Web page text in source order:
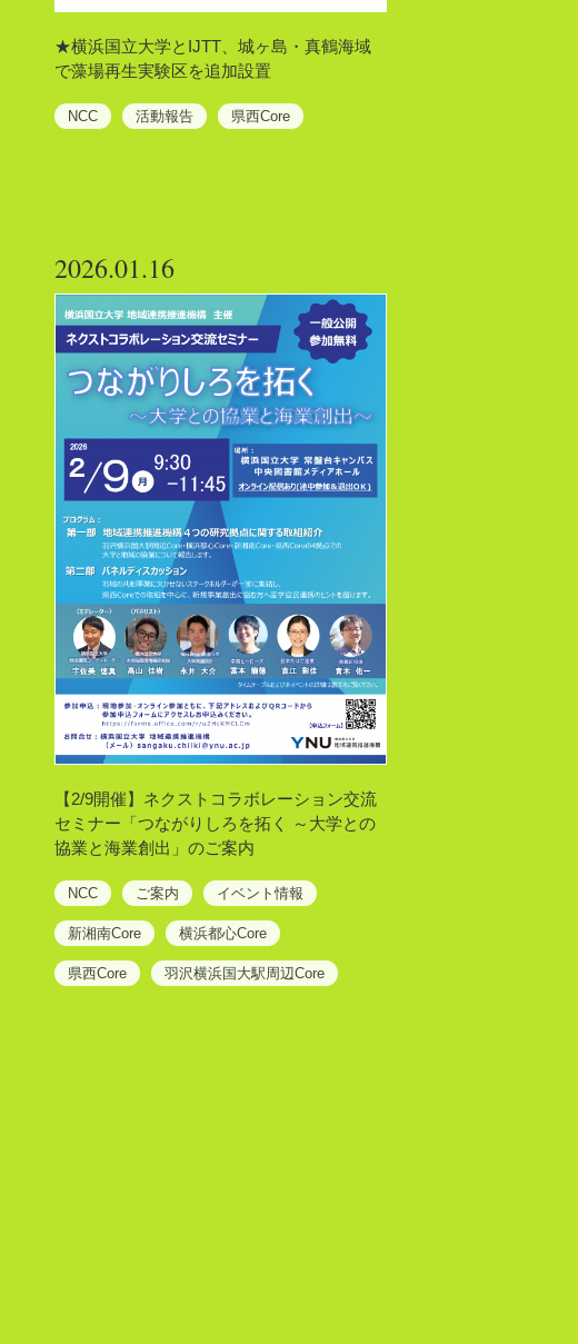
★横浜国立大学とIJTT、城ヶ島・真鶴海域
で藻場再生実験区を追加設置
NCC 活動報告 県西Core
2026.01.16
【2/9開催】ネクストコラボレーション交流
セミナー「つながりしろを拓く ～大学との
協業と海業創出」のご案内
NCC ご案内 イベント情報
新湘南Core 横浜都心Core
県西Core 羽沢横浜国大駅周辺Core